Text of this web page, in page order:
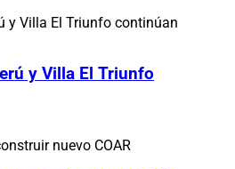
y Villa El Triunfo